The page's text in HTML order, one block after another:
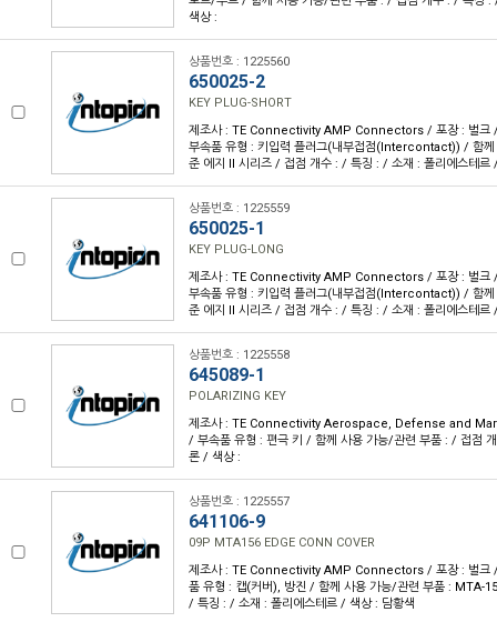
색상 :
상품번호 : 1225560
650025-2
KEY PLUG-SHORT
제조사 : TE Connectivity AMP Connectors / 포장 : 벌크
부속품 유형 : 키입력 플러그(내부접점(Intercontact)) / 함께
준 에지 II 시리즈 / 접점 개수 : / 특징 : / 소재 : 폴리에스테르
상품번호 : 1225559
650025-1
KEY PLUG-LONG
제조사 : TE Connectivity AMP Connectors / 포장 : 벌크
부속품 유형 : 키입력 플러그(내부접점(Intercontact)) / 함께
준 에지 II 시리즈 / 접점 개수 : / 특징 : / 소재 : 폴리에스테르
상품번호 : 1225558
645089-1
POLARIZING KEY
제조사 : TE Connectivity Aerospace, Defense and
/ 부속품 유형 : 편극 키 / 함께 사용 가능/관련 부품 : / 접점
론 / 색상 :
상품번호 : 1225557
641106-9
09P MTA156 EDGE CONN COVER
제조사 : TE Connectivity AMP Connectors / 포장 : 벌크
품 유형 : 캡(커버), 방진 / 함께 사용 가능/관련 부품 : MTA-
/ 특징 : / 소재 : 폴리에스테르 / 색상 : 담황색